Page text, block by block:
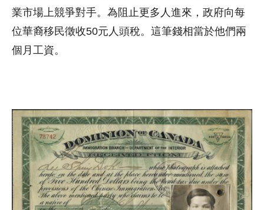
業市場上競爭對手。為阻止更多人進來，政府向每
位華裔移民徵收50元人頭稅。這筆錢相當於他們兩
個月工資。